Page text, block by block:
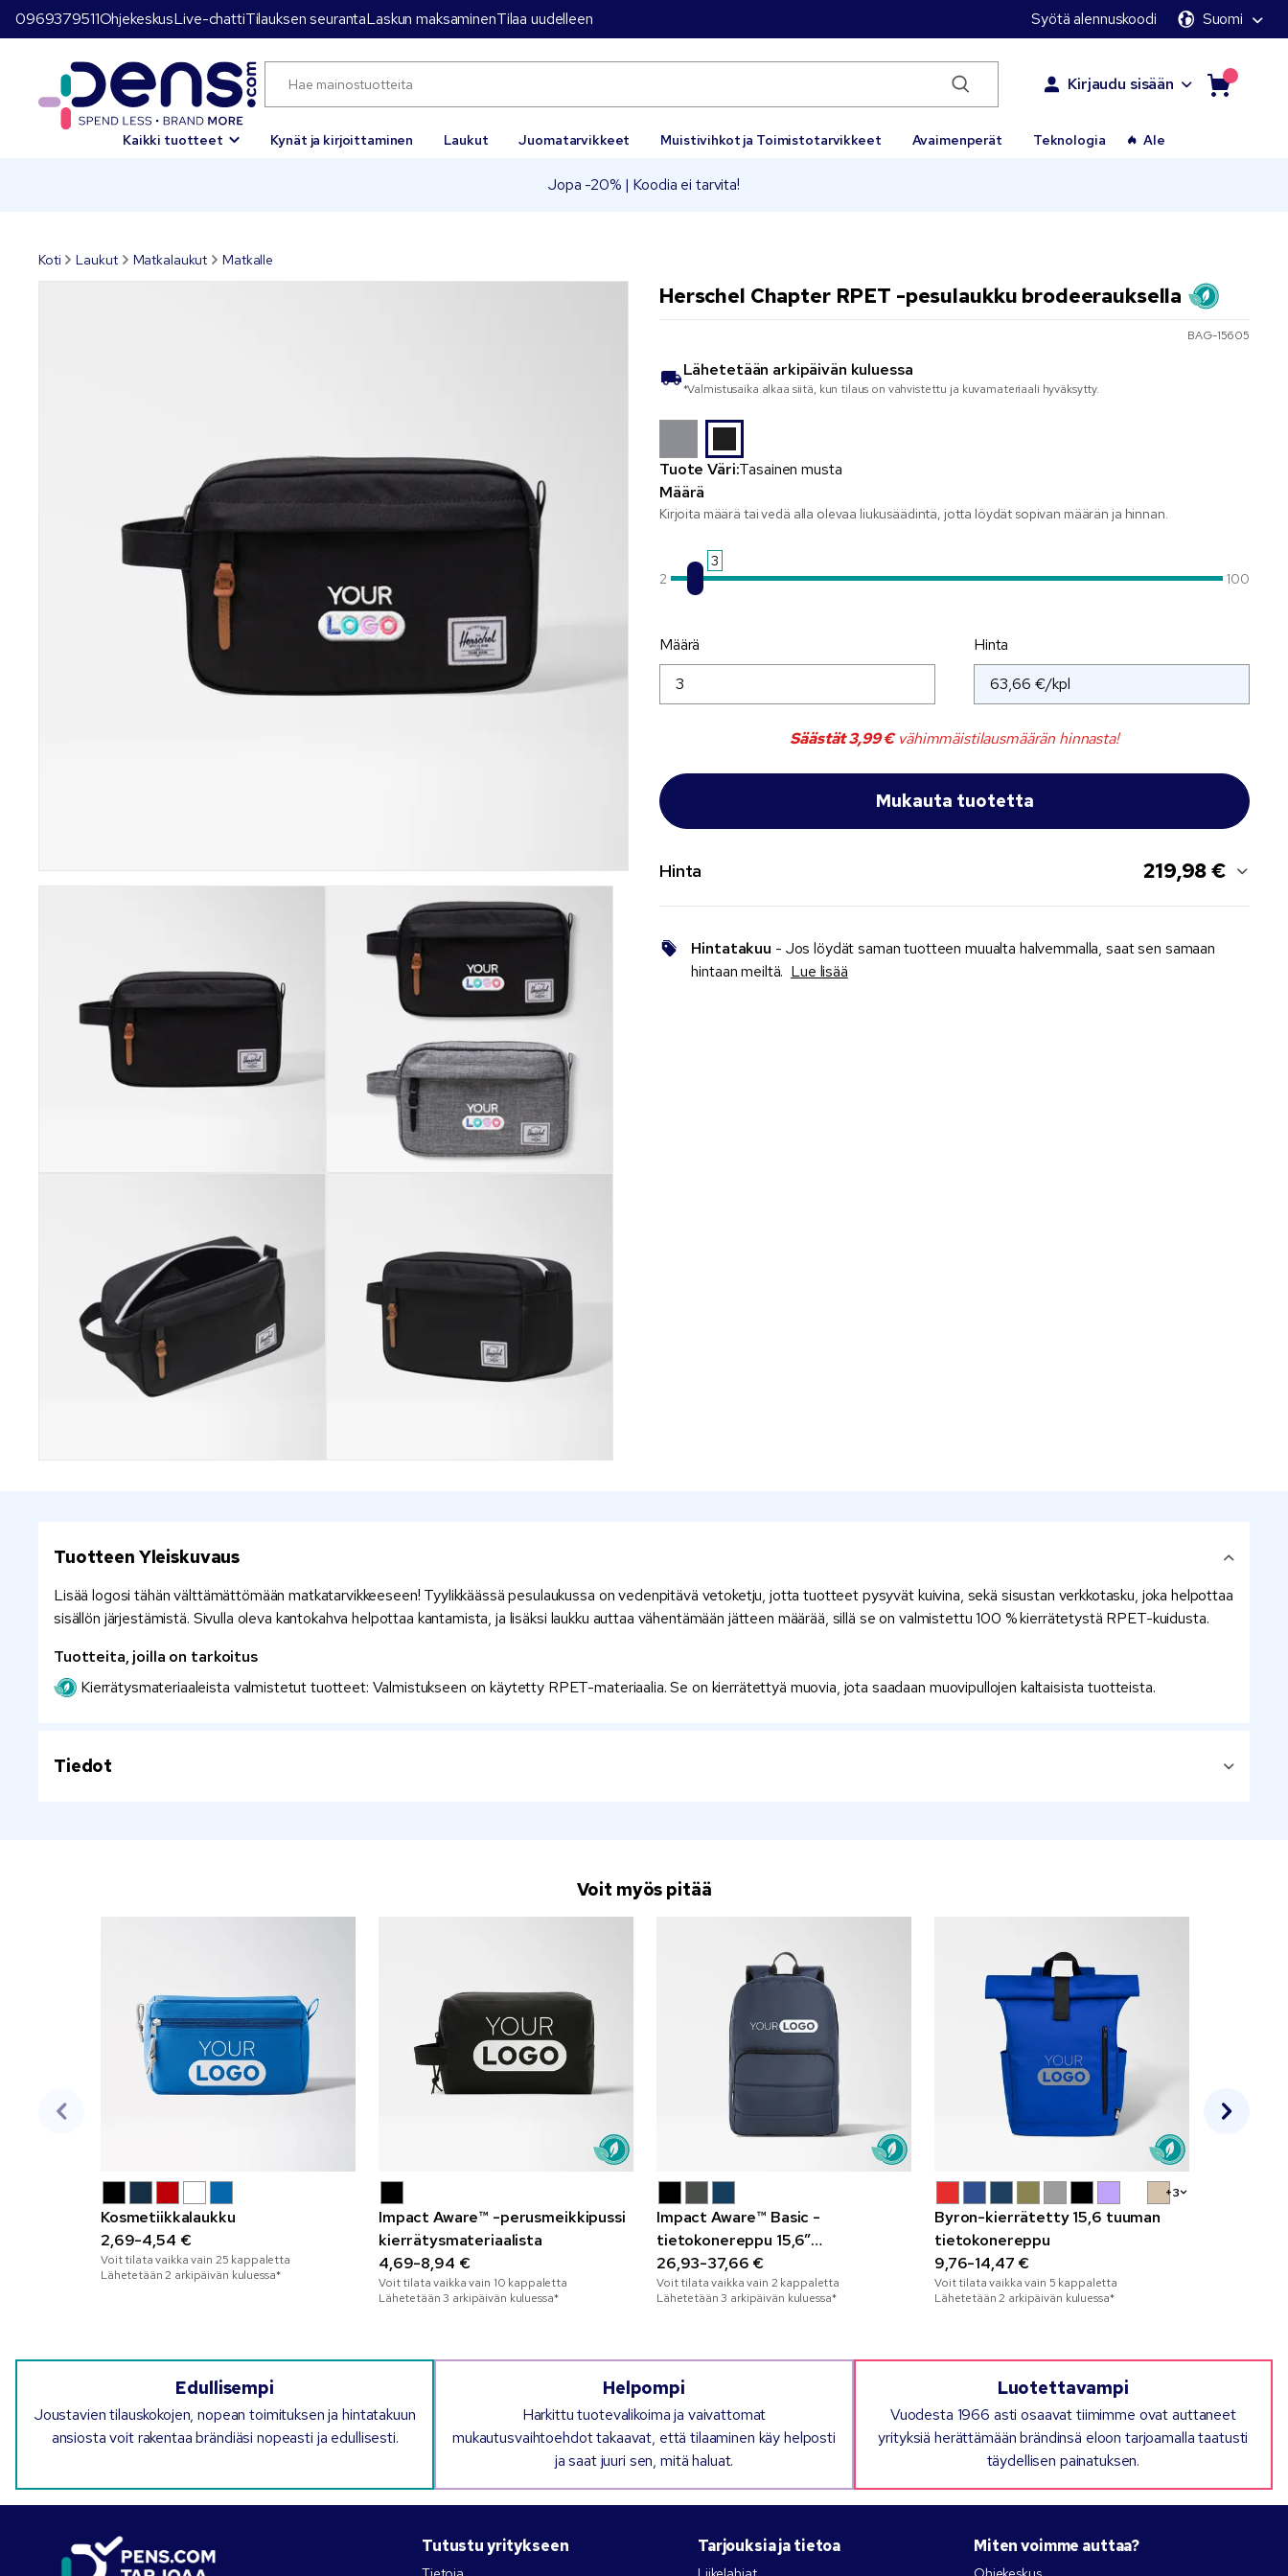
0969379511OhjekeskusLive-chattiTilauksen seurantaLaskun maksaminenTilaa uudelleen Syötä alennuskoodi Suomi
Kirjaudu sisään
Kaikki tuotteet Kynät ja kirjoittaminen Laukut Juomatarvikkeet Muistivihkot ja Toimistotarvikkeet Avaimenperät Teknologia Ale
Jopa -20% | Koodia ei tarvita!
Koti Laukut Matkalaukut Matkalle
Herschel Chapter RPET -pesulaukku brodeerauksella
BAG-15605
Lähetetään arkipäivän kuluessa
*Valmistusaika alkaa siitä, kun tilaus on vahvistettu ja kuvamateriaali hyväksytty.
Tuote Väri:Tasainen musta
Määrä
Kirjoita määrä tai vedä alla olevaa liukusäädintä, jotta löydät sopivan määrän ja hinnan.
3
2
100
Määrä Hinta
Säästät3,99 €vähimmäistilausmäärän hinnasta!
Hinta 219,98 €
Hintatakuu - Jos löydät saman tuotteen muualta halvemmalla, saat sen samaan
hintaan meiltä. Lue lisää
Tuotteen Yleiskuvaus
Lisää logosi tähän välttämättömään matkatarvikkeeseen! Tyylikkäässä pesulaukussa on vedenpitävä vetoketju, jotta tuotteet pysyvät kuivina, sekä sisustan verkkotasku, joka helpottaa
sisällön järjestämistä. Sivulla oleva kantokahva helpottaa kantamista, ja lisäksi laukku auttaa vähentämään jätteen määrää, sillä se on valmistettu 100 % kierrätetystä RPET-kuidusta.
Tuotteita, joilla on tarkoitus
Kierrätysmateriaaleista valmistetut tuotteet: Valmistukseen on käytetty RPET-materiaalia. Se on kierrätettyä muovia, jota saadaan muovipullojen kaltaisista tuotteista.
Tiedot
Voit myös pitää
Kosmetiikkalaukku
2,69-4,54 €
Voit tilata vaikka vain 25 kappaletta
Lähetetään 2 arkipäivän kuluessa*
Impact Aware™ -perusmeikkipussi
kierrätysmateriaalista
4,69-8,94 €
Voit tilata vaikka vain 10 kappaletta
Lähetetään 3 arkipäivän kuluessa*
Impact Aware™ Basic -
tietokonereppu 15,6”
kierrätysmateriaalia
26,93-37,66 €
Voit tilata vaikka vain 2 kappaletta
Lähetetään 3 arkipäivän kuluessa*
+3
Byron-kierrätetty 15,6 tuuman
tietokonereppu
9,76-14,47 €
Voit tilata vaikka vain 5 kappaletta
Lähetetään 2 arkipäivän kuluessa*
Edullisempi
Joustavien tilauskokojen, nopean toimituksen ja hintatakuun
ansiosta voit rakentaa brändiäsi nopeasti ja edullisesti.
Helpompi
Harkittu tuotevalikoima ja vaivattomat
mukautusvaihtoehdot takaavat, että tilaaminen käy helposti
ja saat juuri sen, mitä haluat.
Luotettavampi
Vuodesta 1966 asti osaavat tiimimme ovat auttaneet
yrityksiä herättämään brändinsä eloon tarjoamalla taatusti
täydellisen painatuksen.
Tutustu yritykseen Tarjouksia ja tietoa Miten voimme auttaa?